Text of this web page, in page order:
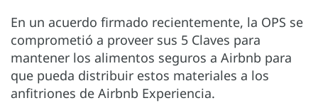
En un acuerdo firmado recientemente, la OPS se
comprometió a proveer sus 5 Claves para
mantener los alimentos seguros a Airbnb para
que pueda distribuir estos materiales a los
anfitriones de Airbnb Experiencia.